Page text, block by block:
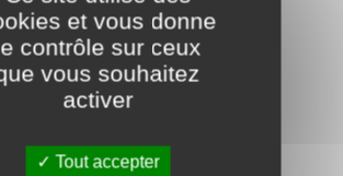
:
et vous donne
contrôle sur ceux
vous souhaitez
activer
Tout accepter